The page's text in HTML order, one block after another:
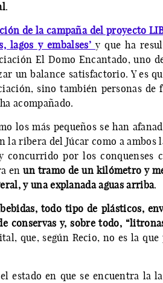
.
de la campaña del proyecto
lagos y embalses’ y que ha
El Domo Encantado, uno
un balance satisfactorio. Y es
sino también personas de
acompañado.
los más pequeños se han
ribera del Júcar como a ambos
por los conquenses
enun tramo de un kilómetro y
y una explanada aguas arriba.
todo tipo de plásticos,
conservas y, sobre todo,
que, según Recio, no es la que
estado en que se encuentra la